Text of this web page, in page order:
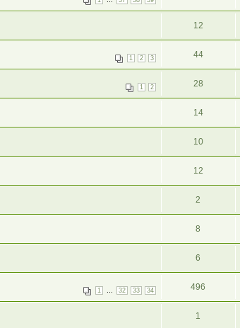
12
1 2 3 44
1 2 28
14
10
12
2
8
6
1 32 33 34 496
1